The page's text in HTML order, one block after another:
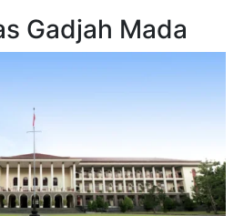
Gadjah Mada